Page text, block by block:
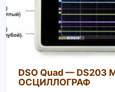
DSO Quad —
ОСЦИЛЛОГРАФ